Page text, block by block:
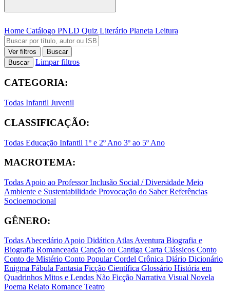
Home Catálogo PNLD Quiz Literário Planeta Leitura
Ver filtros
Buscar
Buscar
Limpar filtros
CATEGORIA:
Todas Infantil Juvenil
CLASSIFICAÇÃO:
Todas Educação Infantil 1º e 2º Ano 3º ao 5º Ano
MACROTEMA:
Todas Apoio ao ProfessorInclusão Social / Diversidade Meio
Ambiente e Sustentabilidade Provocação do SaberReferências
Socioemocional
GÊNERO:
TodasAbecedárioApoio DidáticoAtlasAventura Biografia e
Biografia Romanceada Canção ou Cantiga Carta Clássicos Conto
Conto de Mistério Conto PopularCordel Crônica Diário Dicionário
Enigma Fábula Fantasia Ficção Científica Glossário História em
Quadrinhos Mitos e Lendas Não Ficção Narrativa Visual Novela
Poema Relato Romance Teatro